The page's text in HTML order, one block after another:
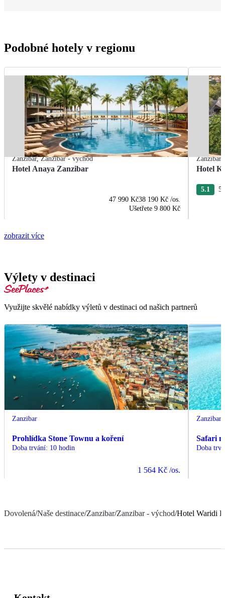
Podobné hotely v regionu
Zanzibar,Zanzibar - východ
Hotel Anaya Zanzibar
47 990 Kč38 190 Kč /os.
Ušetřete 9 800 Kč
Zanzibar
Hotel
5.1
zobrazit více
Výlety v destinaci
Využijte skvělé nabídky výletů v destinaci od našich partnerů
Zanzibar
Prohlídka Stone Townu a koření
Doba trvání: 10 hodin
1 564 Kč /os.
Zanzibar
Safari
Doba
Dovolená/Naše destinace/Zanzibar/Zanzibar - východ/Hotel Waridi